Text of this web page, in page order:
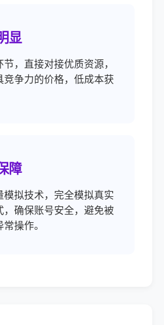
显
，直接对接优质资源，
竞争力的价格，低成本获
障
模拟技术，完全模拟真实
，确保账号安全，避免被
操作。